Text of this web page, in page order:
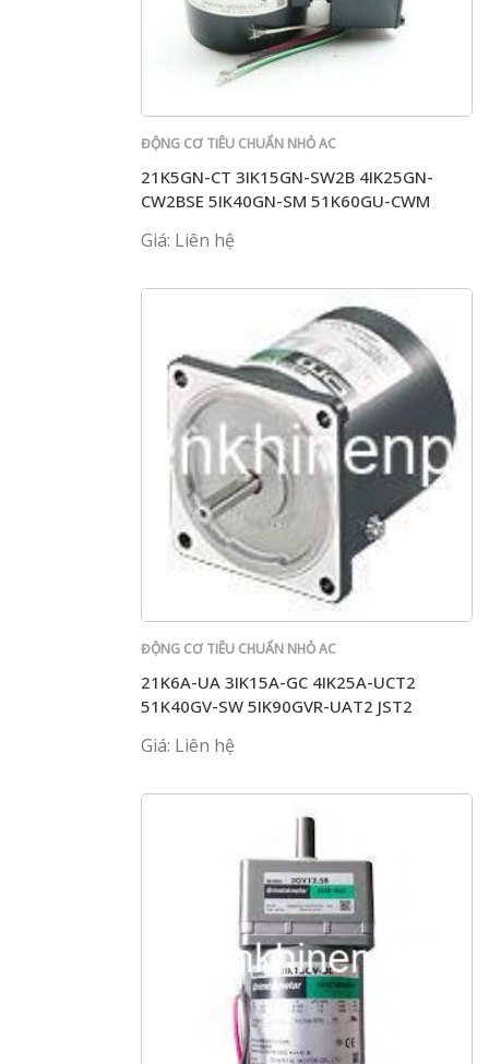
ĐỘNG CƠ TIÊU CHUẨN NHỎ AC
21K5GN-CT 3IK15GN-SW2B 4IK25GN-
CW2BSE 5IK40GN-SM 51K60GU-CWM
Giá: Liên hệ
ĐỘNG CƠ TIÊU CHUẨN NHỎ AC
21K6A-UA 3IK15A-GC 4IK25A-UCT2
51K40GV-SW 5IK90GVR-UAT2 JST2
Giá: Liên hệ